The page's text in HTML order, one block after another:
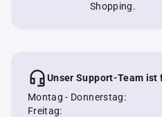
Shopping.
Unser Support-Team ist
Montag - Donnerstag:
Freitag: